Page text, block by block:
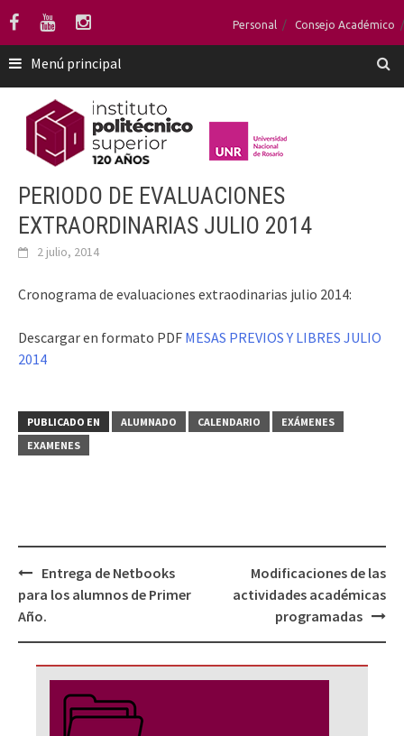
Saltar
contenido
Personal Consejo Académico
Menú principal
PERIODO DE EVALUACIONES
EXTRAORDINARIAS JULIO 2014
2 julio, 2014
Cronograma de evaluaciones extraodinarias julio 2014:
Descargar en formato PDF MESAS PREVIOS Y LIBRES JULIO
2014
PUBLICADO EN ALUMNADO CALENDARIO
EXÁMENES
EXAMENES
Navegación
de
entradas
Entrega de Netbooks
para los alumnos de Primer
Año.
Modificaciones de las
actividades académicas
programadas